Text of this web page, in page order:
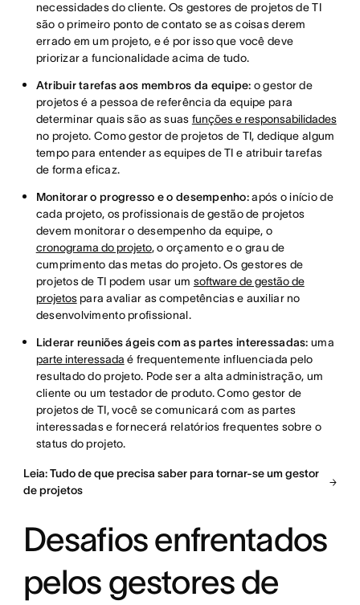
necessidades do cliente. Os gestores de projetos de TI
são o primeiro ponto de contato se as coisas derem
errado em um projeto, e é por isso que você deve
priorizar a funcionalidade acima de tudo.
Atribuir tarefas aos membros da equipe: o gestor de
projetos é a pessoa de referência da equipe para
determinar quais são as suas funções e responsabilidades
no projeto. Como gestor de projetos de TI, dedique algum
tempo para entender as equipes de TI e atribuir tarefas
de forma eficaz.
Monitorar o progresso e o desempenho:após o início de
cada projeto, os profissionais de gestão de projetos
devem monitorar o desempenho da equipe, o
cronograma do projeto, o orçamento e o grau de
cumprimento das metas do projeto. Os gestores de
projetos de TI podem usar um software de gestão de
projetospara avaliar as competências e auxiliar no
desenvolvimento profissional.
Liderar reuniões ágeis com as partes interessadas: uma
parte interessada é frequentemente influenciada pelo
resultado do projeto. Pode ser a alta administração, um
cliente ou um testador de produto. Como gestor de
projetos de TI, você se comunicará com as partes
interessadas e fornecerá relatórios frequentes sobre o
status do projeto.
Leia: Tudo de que precisa saber para tornar-se um gestor
de projetos
Desafios enfrentados
pelos gestores de